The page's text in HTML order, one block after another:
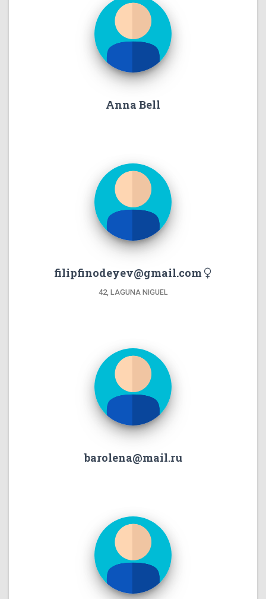
Anna Bell
filipfinodeyev@gmail.com
42, LAGUNA NIGUEL
barolena@mail.ru